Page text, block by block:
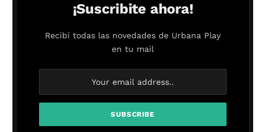
¡Suscribite ahora!
Recibí todas las novedades de Urbana Play
en tu mail